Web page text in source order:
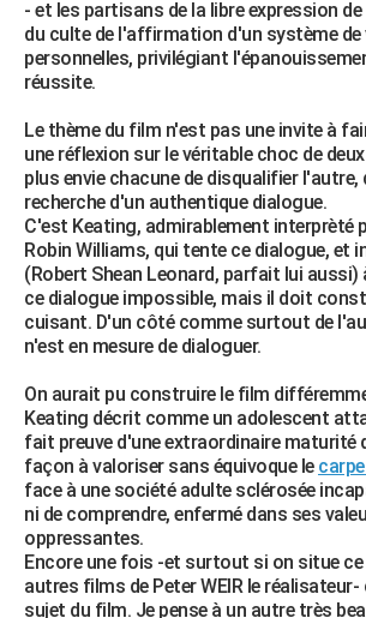
- et les partisans de la libre expression
du culte de l'affirmation d'un système de
personnelles, privilégiant
réussite.
Le thème du film n'est pas une invite à
une réflexion sur le véritable choc de
plus envie chacune de disqualifier l'autre,
recherche d'un authentique dialogue.
C'est Keating, admirablement interprèté
Robin Williams, qui tente ce dialogue, et
(Robert Shean Leonard, parfait lui aussi)
ce dialogue impossible, mais il doit
cuisant. D'un côté comme surtout de
n'est en mesure de dialoguer.
On aurait pu construire le film
Keating décrit comme un adolescent
fait preuve d'une extraordinaire maturité
façon à valoriser sans équivoque le
face à une société adulte sclérosée
ni de comprendre, enfermé dans ses
oppressantes.
Encore une fois -et surtout si on situe
autres films de Peter WEIR le
sujet du film. Je pense à un autre très